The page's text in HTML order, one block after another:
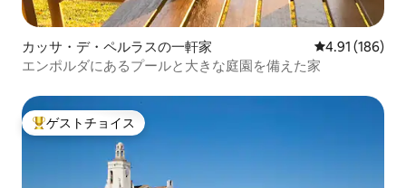
カッサ・デ・ペルラスの一軒家 レビュー186
4.91 (186)
エンポルダにあるプールと大きな庭園を備えた家
大好評のゲストチョイスです。
ゲストチョイス